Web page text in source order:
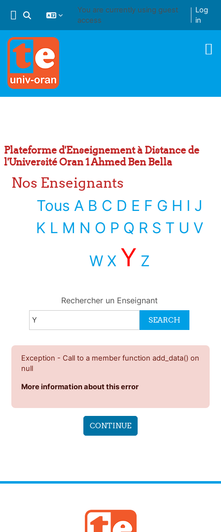
Toggle search input
You are currently using guest
access
Log
in
Plateforme d'Enseignement à Distance de
l'Université Oran 1 Ahmed Ben Bella
Nos Enseignants
Tous A B C D E F G H I J
K L M N O P Q R S T U V
W X Y Z
Rechercher un Enseignant
Exception - Call to a member function add_data() on
null
More information about this error
CONTINUE